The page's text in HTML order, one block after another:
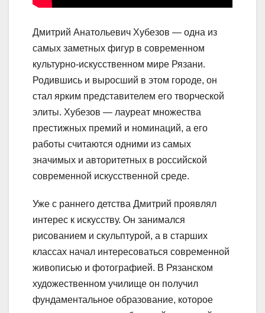
Дмитрий Анатольевич Хубезов — одна из
самых заметных фигур в современном
культурно-искусственном мире Рязани.
Родившись и выросший в этом городе, он
стал ярким представителем его творческой
элиты. Хубезов — лауреат множества
престижных премий и номинаций, а его
работы считаются одними из самых
значимых и авторитетных в российской
современной искусственной среде.
Уже с раннего детства Дмитрий проявлял
интерес к искусству. Он занимался
рисованием и скульптурой, а в старших
классах начал интересоваться современной
живописью и фотографией. В Рязанском
художественном училище он получил
фундаментальное образование, которое